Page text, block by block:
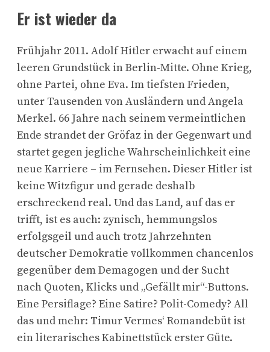
Er ist wieder da
Frühjahr 2011. Adolf Hitler erwacht auf einem
leeren Grundstück in Berlin-Mitte. Ohne Krieg,
ohne Partei, ohne Eva. Im tiefsten Frieden,
unter Tausenden von Ausländern und Angela
Merkel. 66 Jahre nach seinem vermeintlichen
Ende strandet der Gröfaz in der Gegenwart und
startet gegen jegliche Wahrscheinlichkeit eine
neue Karriere – im Fernsehen. Dieser Hitler ist
keine Witzfigur und gerade deshalb
erschreckend real. Und das Land, auf das er
trifft, ist es auch: zynisch, hemmungslos
erfolgsgeil und auch trotz Jahrzehnten
deutscher Demokratie vollkommen chancenlos
gegenüber dem Demagogen und der Sucht
nach Quoten, Klicks und „Gefällt mir“-Buttons.
Eine Persiflage? Eine Satire? Polit-Comedy? All
das und mehr: Timur Vermes‘ Romandebüt ist
ein literarisches Kabinettstück erster Güte.